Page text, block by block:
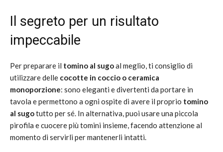
Il segreto per un risultato
impeccabile
Per preparare il tomino al sugoal meglio, ti consiglio di
utilizzare delle cocotte in coccio o ceramica
monoporzione: sono eleganti e divertenti da portare in
tavola e permettono a ogni ospite di avere il proprio tomino
al sugotutto per sé. In alternativa, puoi usare una piccola
pirofila e cuocere più tomini insieme, facendo attenzione al
momento di servirli per mantenerli intatti.